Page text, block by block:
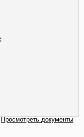
Просмотреть документы